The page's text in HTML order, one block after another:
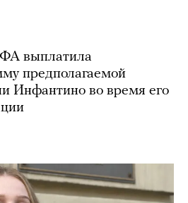
выплатила
предполагаемой
Инфантино во время его